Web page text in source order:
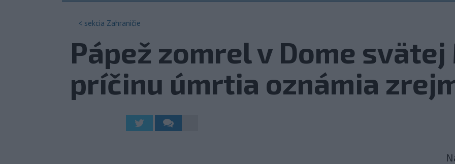
< sekcia Zahraničie
Pápež zomrel v Dome
príčinu úmrtia oznámia